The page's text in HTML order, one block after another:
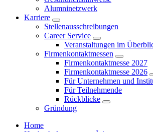
Alumninetzwerk
Karriere
Stellenausschreibungen
Career Service
Veranstaltungen im
Firmenkontaktmessen
Firmenkontaktmesse 2027
Firmenkontaktmesse 2026
Für Unternehmen und
Für Teilnehmende
Rückblicke
Gründung
Home